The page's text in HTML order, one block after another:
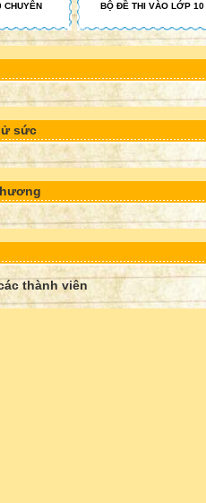
CHUYÊN BỘ ĐỀ THI VÀO LỚP 10
sức
thành viên